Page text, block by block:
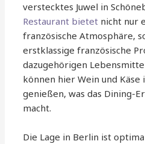
verstecktes Juwel in
Restaurant bietet nicht nur
französische Atmosphäre,
erstklassige französische
dazugehörigen
können hier Wein und
genießen, was das Dining-
macht.
Die Lage in Berlin ist